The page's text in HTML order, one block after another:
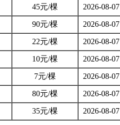
45元/棵 2026-08-07
90元/棵 2026-08-07
22元/棵 2026-08-07
10元/棵 2026-08-07
7元/棵 2026-08-07
80元/棵 2026-08-07
35元/棵
2026-08-07